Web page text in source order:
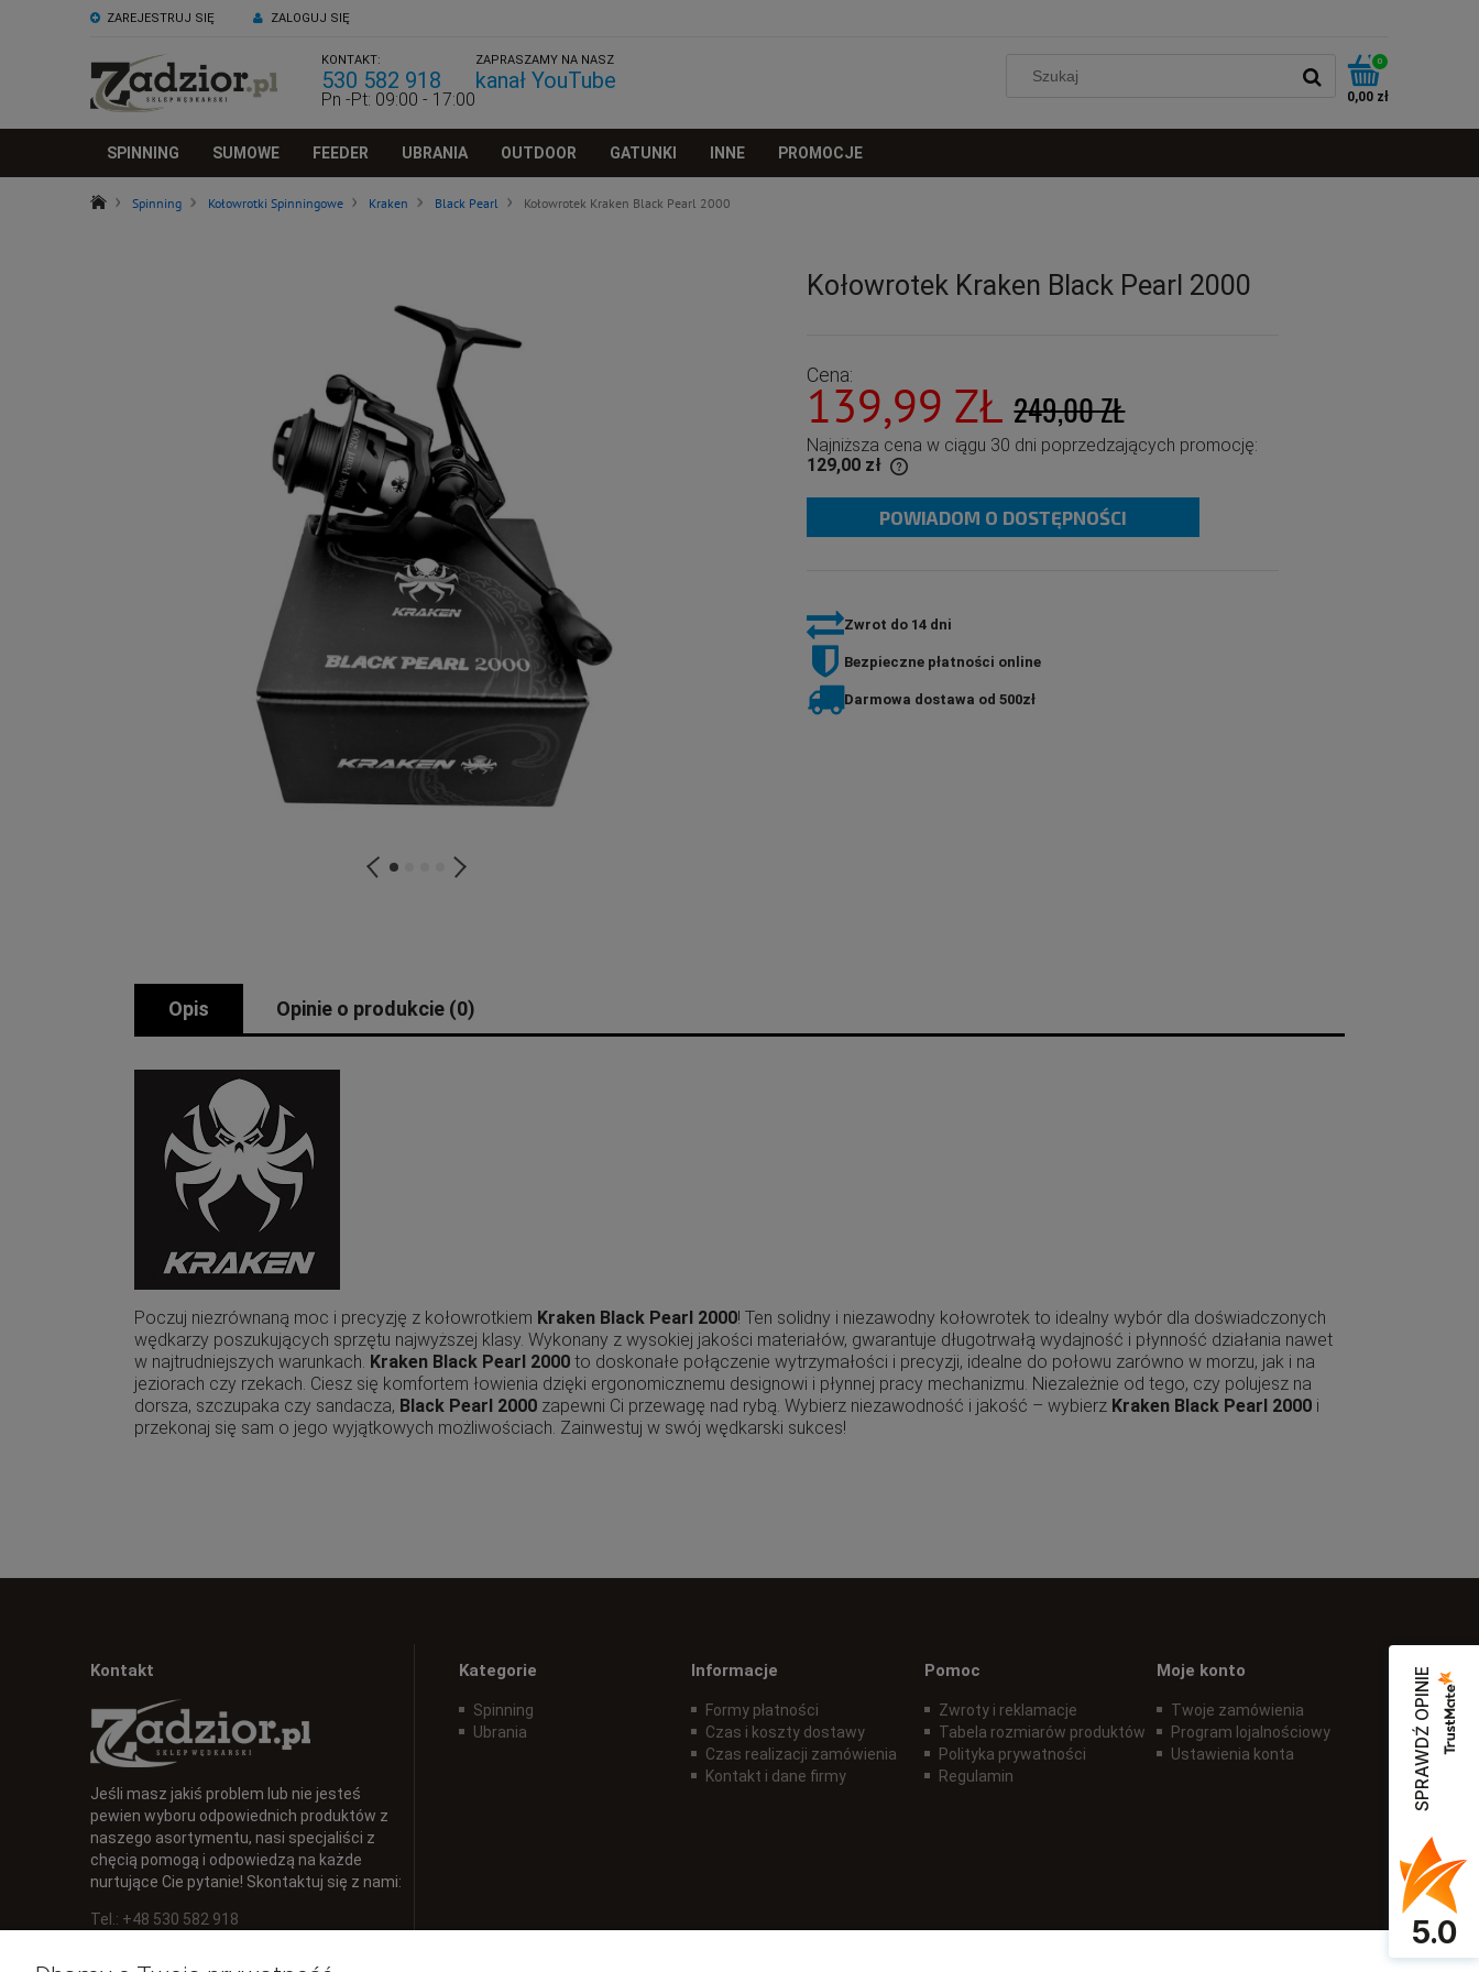
ZAREJESTRUJ SIĘ ZALOGUJ SIĘ
KONTAKT:
530 582 918
Pn -Pt: 09:00 - 17:00
ZAPRASZAMY NA NASZ
kanał YouTube
0
0,00 zł
SPINNING SUMOWE FEEDER UBRANIA OUTDOOR GATUNKI INNE PROMOCJE
Spinning Kołowrotki Spinningowe Kraken Black Pearl Kołowrotek Kraken Black Pearl 2000
Kołowrotek Kraken Black Pearl 2000
Cena:
139,99 ZŁ 249,00 ZŁ
Najniższa cena w ciągu 30 dni poprzedzających promocję:
129,00 zł
the lowest price since the product went on
POWIADOM O DOSTĘPNOŚCI
Zwrot do 14 dni
Bezpieczne płatności online
Darmowa dostawa od 500zł
Opis Opinie o produkcie (0)
Poczuj niezrównaną moc i precyzję z kołowrotkiem Kraken Black Pearl 2000! Ten solidny i niezawodny kołowrotek to idealny wybór dla doświadczonych
wędkarzy poszukujących sprzętu najwyższej klasy. Wykonany z wysokiej jakości materiałów, gwarantuje długotrwałą wydajność i płynność działania nawet
w najtrudniejszych warunkach. Kraken Black Pearl 2000 to doskonałe połączenie wytrzymałości i precyzji, idealne do połowu zarówno w morzu, jak i na
jeziorach czy rzekach. Ciesz się komfortem łowienia dzięki ergonomicznemu designowi i płynnej pracy mechanizmu. Niezależnie od tego, czy polujesz na
dorsza, szczupaka czy sandacza, Black Pearl 2000 zapewni Ci przewagę nad rybą. Wybierz niezawodność i jakość – wybierz Kraken Black Pearl 2000 i
przekonaj się sam o jego wyjątkowych możliwościach. Zainwestuj w swój wędkarski sukces!
Kontakt
Jeśli masz jakiś problem lub nie jesteś
pewien wyboru odpowiednich produktów z
naszego asortymentu, nasi specjaliści z
chęcią pomogą i odpowiedzą na każde
nurtujące Cie pytanie! Skontaktuj się z nami:
Tel.: +48 530 582 918
Kategorie
Spinning
Ubrania
Informacje
Formy płatności
Czas i koszty dostawy
Czas realizacji zamówienia
Kontakt i dane firmy
Pomoc
Zwroty i reklamacje
Tabela rozmiarów produktów
Polityka prywatności
Regulamin
Moje konto
Twoje zamówienia
Program lojalnościowy
Ustawienia konta
SPRAWDŹ OPINIE
5.0